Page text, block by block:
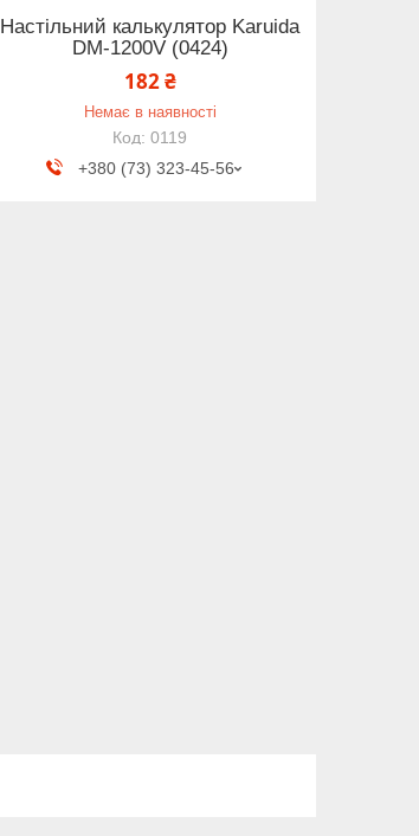
Настільний калькулятор Karuida
DM-1200V (0424)
182 ₴
Немає в наявності
0119
+380 (73) 323-45-56